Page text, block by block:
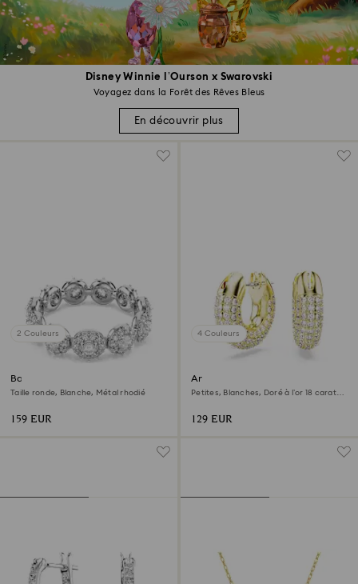
Disney Winnie l’Ourson x Swarovski
Voyagez dans la Forêt des Rêves Bleus
En découvrir plus
2 Couleurs
Bague Una Angelic
Taille ronde, Blanche, Métal rhodié
159 EUR
4 Couleurs
Anneaux d'oreilles Dextera
Petites, Blanches, Doré à l’or 18 carats
129 EUR